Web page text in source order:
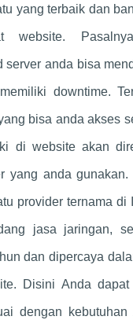
yang terbaik dan
website.
server anda bisa
downtime.
bisa anda akses
di website akan
yang anda gunakan.
provider ternama di
jasa jaringan,
dan dipercaya
Disini Anda
dengan kebutuhan